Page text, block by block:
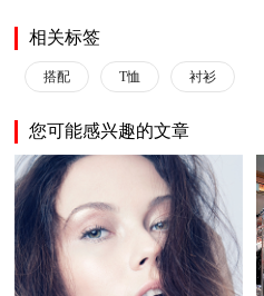
相关标签
搭配 T恤 衬衫
您可能感兴趣的文章